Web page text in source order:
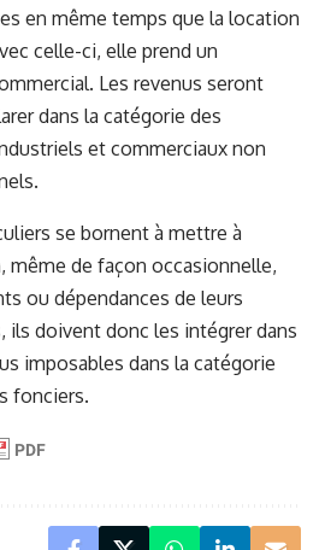
en même temps que la location
celle-ci, elle prend un
Les revenus seront
dans la catégorie des
et commerciaux non
se bornent à mettre à
même de façon occasionnelle,
ou dépendances de leurs
ils doivent donc les intégrer dans
imposables dans la catégorie
fonciers.